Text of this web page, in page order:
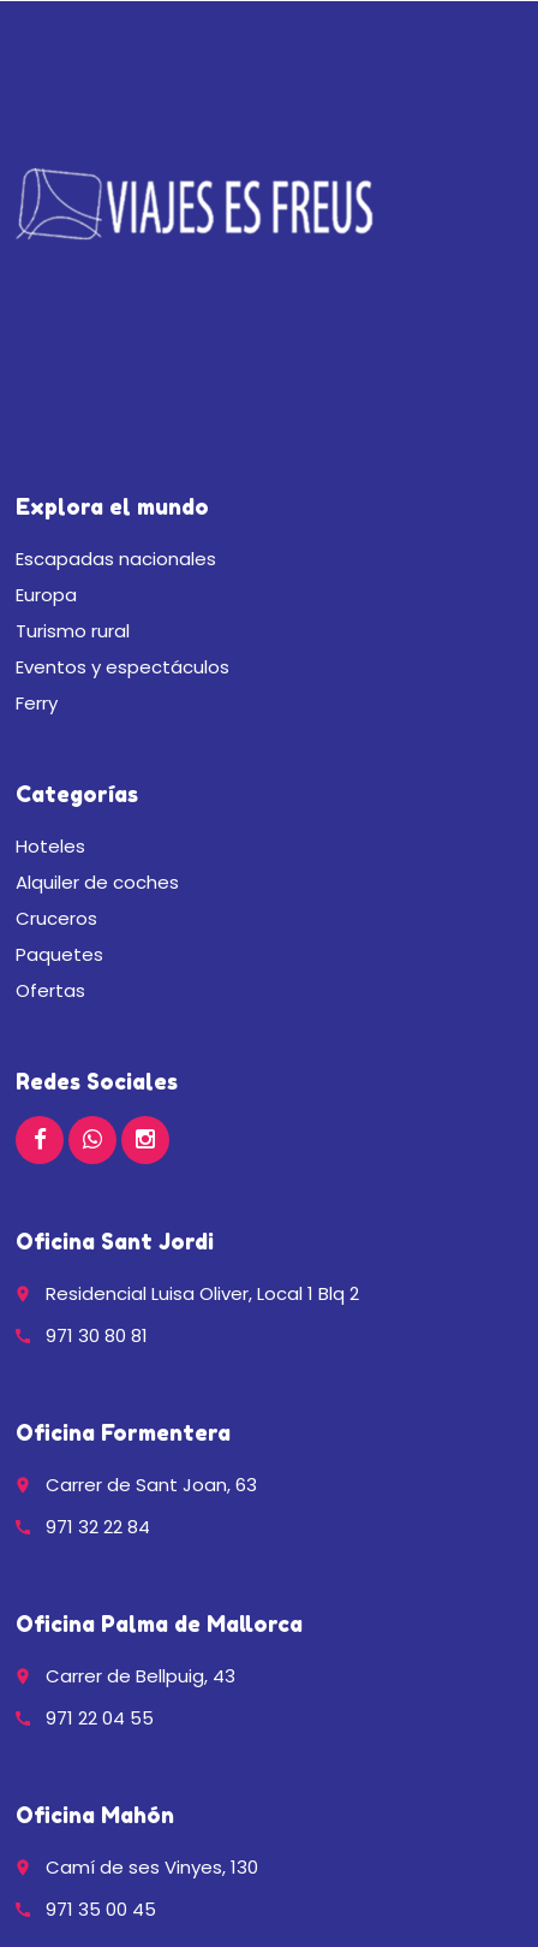
Explora el mundo
Escapadas nacionales
Europa
Turismo rural
Eventos y espectáculos
Ferry
Categorías
Hoteles
Alquiler de coches
Cruceros
Paquetes
Ofertas
Redes Sociales
Oficina Sant Jordi
place Residencial Luisa Oliver, Local 1 Blq 2
call 971 30 80 81
Oficina Formentera
place Carrer de Sant Joan, 63
call 971 32 22 84
Oficina Palma de Mallorca
place Carrer de Bellpuig, 43
call 971 22 04 55
Oficina Mahón
place Camí de ses Vinyes, 130
call 971 35 00 45